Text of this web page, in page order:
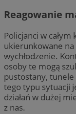
Reagowanie
Policjanci w
ukierunkowane
wychłodzenie.
osoby te mogą
pustostany, tunele
tego typu sytuacji
działań w dużej
z nas.